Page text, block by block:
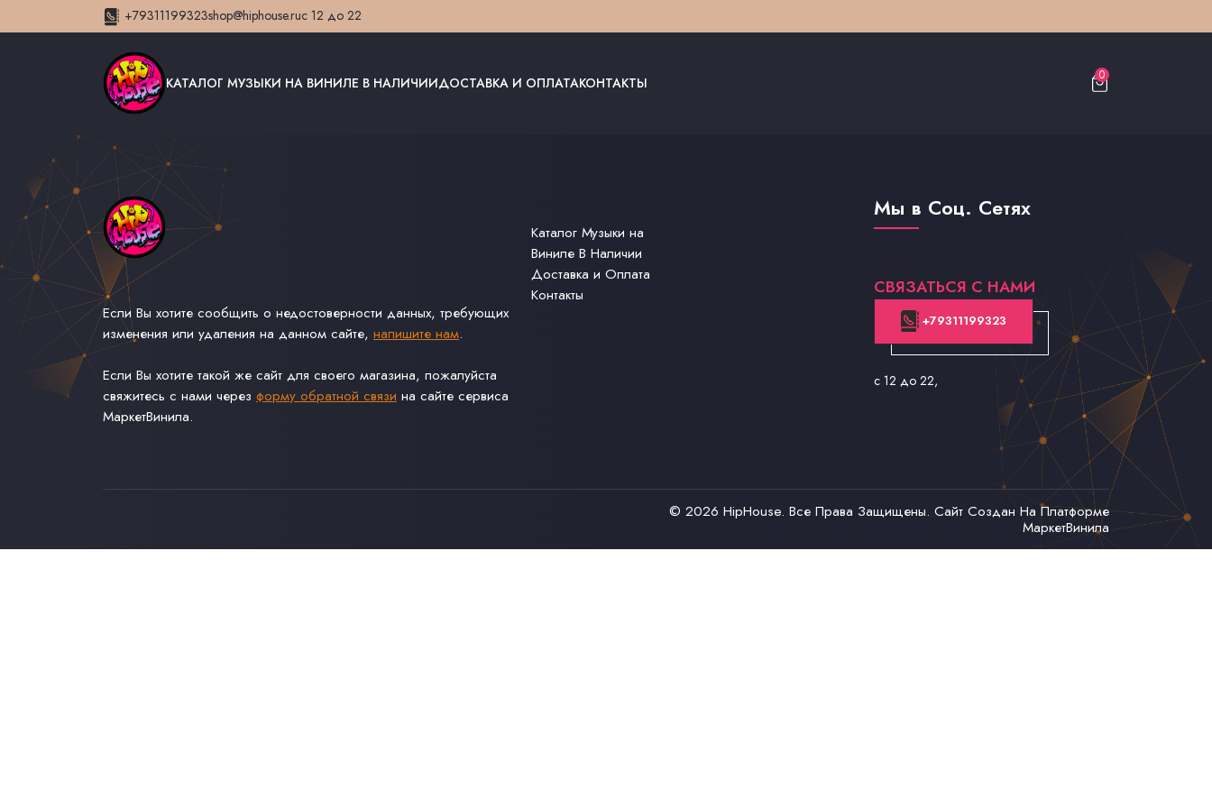
+79311199323shop@hiphouse.ruс 12 до 22
КАТАЛОГ МУЗЫКИ НА ВИНИЛЕ В НАЛИЧИИДОСТАВКА И ОПЛАТАКОНТАКТЫ 0
Если Вы хотите сообщить о недостоверности данных, требующих
изменения или удаления на данном сайте, напишите нам.
Если Вы хотите такой же сайт для своего магазина, пожалуйста
свяжитесь с нами через форму обратной связи на сайте сервиса
МаркетВинила.
Каталог Музыки на
Виниле В Наличии
Доставка и Оплата
Контакты
Мы в Соц. Сетях
СВЯЗАТЬСЯ С НАМИ
+79311199323
с 12 до 22,
© 2026 HipHouse. Все Права Защищены. Сайт Создан На Платформе
МаркетВинила